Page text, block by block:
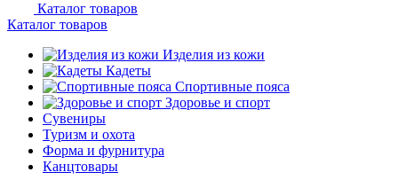
Каталог товаров
Каталог товаров
Изделия из кожи
Кадеты
Спортивные пояса
Здоровье и спорт
Сувениры
Туризм и охота
Форма и фурнитура
Канцтовары